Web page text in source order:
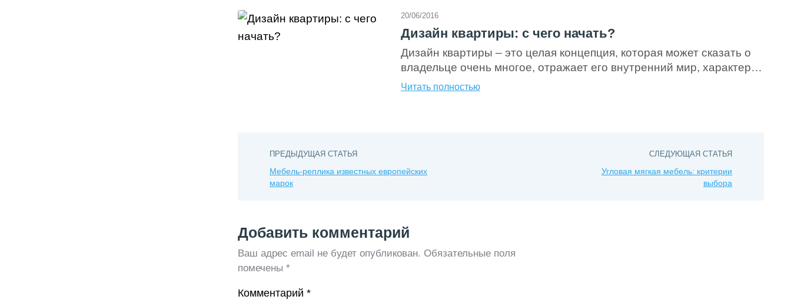
свободного пространства. Популярны квартиры-студии, огромные
гостиные, которые объединяются со столовой. Такое интерьерное
решение – стильное и современное. Но, согласитесь, бывают
моменты, когда […]
20/06/2016
Дизайн квартиры: с чего начать?
Дизайн квартиры – это целая концепция, которая может сказать о
владельце очень многое, отражает его внутренний мир, характер,
предпочтения. Если интерьер создавался с заботой и вниманием к
Читать полностью
ПРЕДЫДУЩАЯ СТАТЬЯ
Мебель-реплика известных европейских
марок
СЛЕДУЮЩАЯ СТАТЬЯ
Угловая мягкая мебель: критерии
выбора
Добавить комментарий
Ваш адрес email не будет опубликован. Обязательные поля
помечены *
Комментарий *